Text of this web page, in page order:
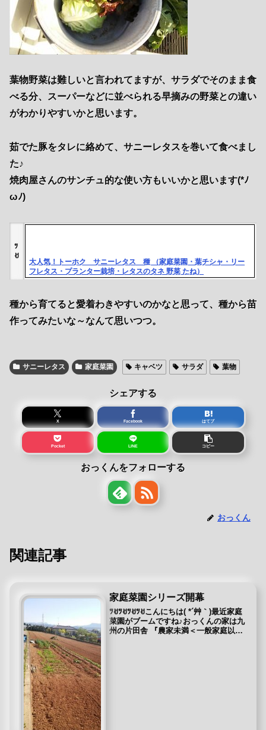
葉物野菜は難しいと言われてますが、サラダでそのまま食
べる分、スーパーなどに並べられる早摘みの野菜との違い
がわかりやすいかと思います。
茹でた豚をタレに絡めて、サニーレタスを巻いて食べまし
た♪
焼肉屋さんのサンチュ的な使い方もいいかと思います(*ﾉ
ωﾉ)
ﾂ
ꀀ
大人気！トーホク サニーレタス 種 （家庭菜園・葉チシャ・リー
フレタス・プランター栽培・レタスのタネ 野菜 たね）
種から育てると愛着わきやすいのかなと思って、種から苗
作ってみたいな～なんて思いつつ。
サニーレタス 家庭菜園 キャベツ サラダ 葉物
シェアする
X Facebook はてブ
Pocket LINE コピー
おっくんをフォローする
おっくん
関連記事
家庭菜園シリーズ開幕
ﾂꀀﾂꀀﾂꀀﾂꀀこんにちは( *´艸｀)最近家庭
菜園がブームですね♪おっくんの家は九
州の片田舎 『農家未満＜一般家庭以